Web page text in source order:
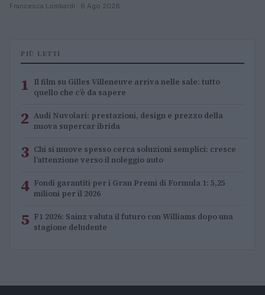
Francesca Lombardi · 6 Ago 2026
PIÙ LETTI
1 Il film su Gilles Villeneuve arriva nelle sale: tutto
quello che c’è da sapere
2 Audi Nuvolari: prestazioni, design e prezzo della
nuova supercar ibrida
3 Chi si muove spesso cerca soluzioni semplici: cresce
l’attenzione verso il noleggio auto
4 Fondi garantiti per i Gran Premi di Formula 1: 5,25
milioni per il 2026
5 F1 2026: Sainz valuta il futuro con Williams dopo una
stagione deludente